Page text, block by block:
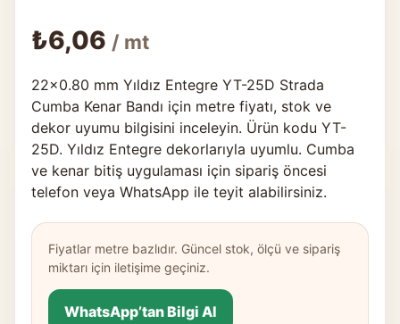
₺6,06 / mt
22×0.80 mm Yıldız Entegre YT-25D Strada
Cumba Kenar Bandı için metre fiyatı, stok ve
dekor uyumu bilgisini inceleyin. Ürün kodu YT-
25D. Yıldız Entegre dekorlarıyla uyumlu. Cumba
ve kenar bitiş uygulaması için sipariş öncesi
telefon veya WhatsApp ile teyit alabilirsiniz.
Fiyatlar metre bazlıdır. Güncel stok, ölçü ve sipariş
miktarı için iletişime geçiniz.
WhatsApp’tan Bilgi Al